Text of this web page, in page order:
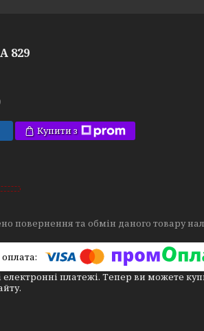
829
Купити з
повернення та обмін даного товару
електронні платежі. Тепер ви можете